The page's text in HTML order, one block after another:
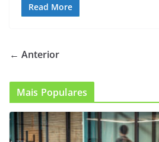
Read More
← Anterior
Mais Populares